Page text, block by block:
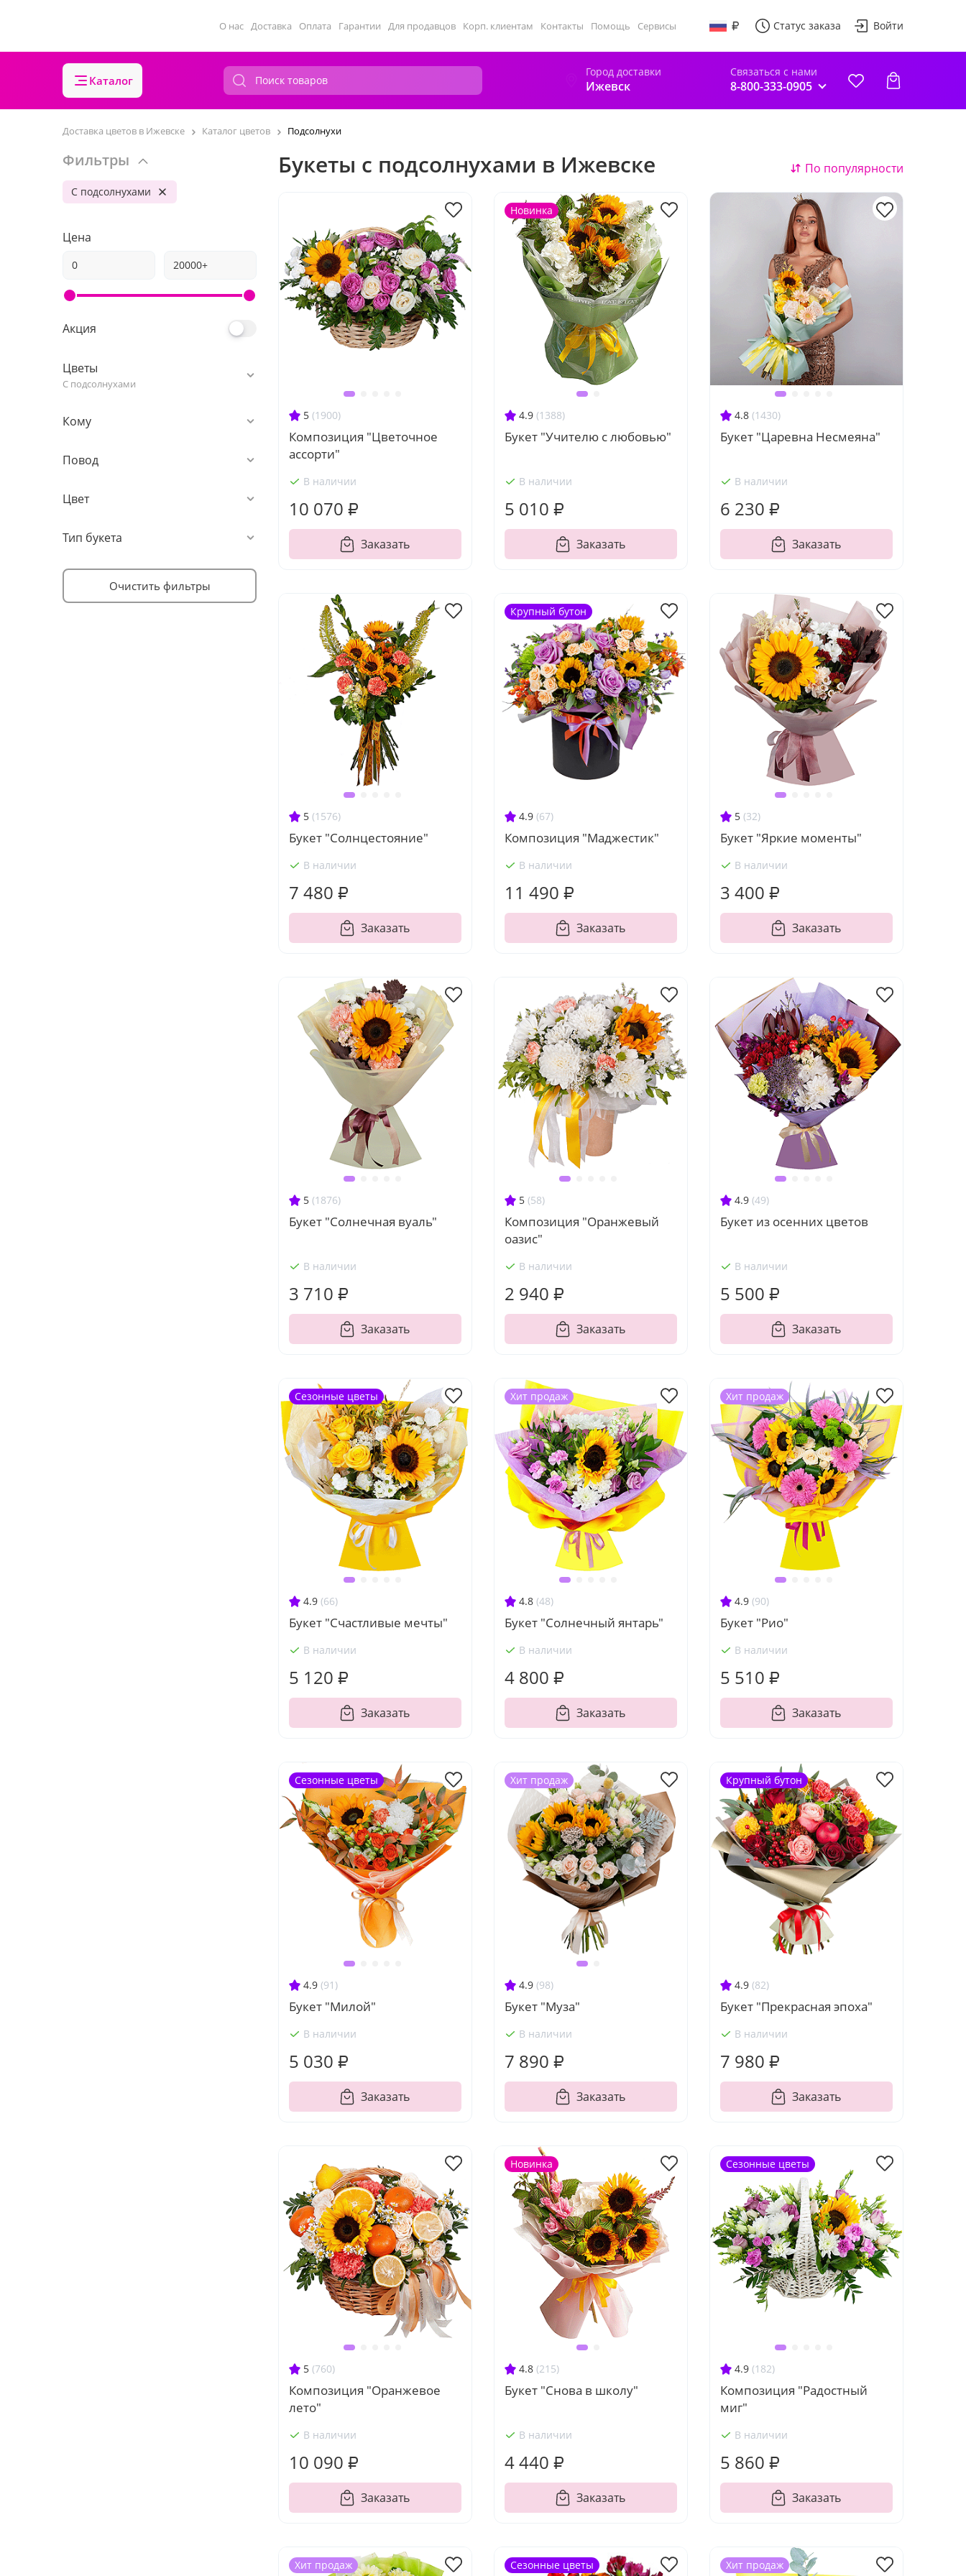
О нас Доставка Оплата Гарантии Для продавцов Корп. клиентам Контакты Помощь Сервисы Статус заказа Войти
Каталог
Город доставки
Ижевск
Связаться с нами
8-800-333-0905
Доставка цветов в Ижевске Каталог цветов Подсолнухи
Фильтры
С подсолнухами
Цена
Акция
Цветы
С подсолнухами
Кому
Повод
Цвет
Тип букета
Очистить фильтры
Букеты с подсолнухами в Ижевске По популярности
5 (1900)
Композиция "Цветочное
ассорти"
В наличии
10 070 ₽
Заказать
4.9 (1388)
Букет "Учителю с любовью"
В наличии
5 010 ₽
Заказать
Новинка
4.8 (1430)
Букет "Царевна Несмеяна"
В наличии
6 230 ₽
Заказать
5 (1576)
Букет "Солнцестояние"
В наличии
7 480 ₽
Заказать
4.9 (67)
Композиция "Маджестик"
В наличии
11 490 ₽
Заказать
Крупный бутон
5 (32)
Букет "Яркие моменты"
В наличии
3 400 ₽
Заказать
5 (1876)
Букет "Солнечная вуаль"
В наличии
3 710 ₽
Заказать
5 (58)
Композиция "Оранжевый
оазис"
В наличии
2 940 ₽
Заказать
4.9 (49)
Букет из осенних цветов
В наличии
5 500 ₽
Заказать
4.9 (66)
Букет "Счастливые мечты"
В наличии
5 120 ₽
Заказать
Сезонные цветы
4.8 (48)
Букет "Солнечный янтарь"
В наличии
4 800 ₽
Заказать
Хит продаж
4.9 (90)
Букет "Рио"
В наличии
5 510 ₽
Заказать
Хит продаж
4.9 (91)
Букет "Милой"
В наличии
5 030 ₽
Заказать
Сезонные цветы
4.9 (98)
Букет "Муза"
В наличии
7 890 ₽
Заказать
Хит продаж
4.9 (82)
Букет "Прекрасная эпоха"
В наличии
7 980 ₽
Заказать
Крупный бутон
5 (760)
Композиция "Оранжевое
лето"
В наличии
10 090 ₽
Заказать
4.8 (215)
Букет "Снова в школу"
В наличии
4 440 ₽
Заказать
Новинка
4.9 (182)
Композиция "Радостный
миг"
В наличии
5 860 ₽
Заказать
Сезонные цветы
Хит продаж Сезонные цветы Хит продаж